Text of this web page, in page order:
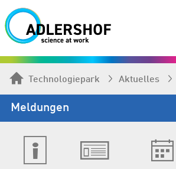
Technologiepark Aktuelles
Meldungen